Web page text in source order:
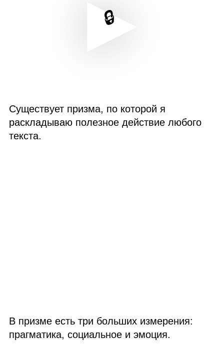
Существует призма, по которой я
раскладываю полезное действие любого
текста.
В призме есть три больших измерения:
прагматика, социальное и эмоция.